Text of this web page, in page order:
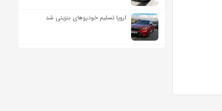
اروپا تسلیم خودروهای بنزینی شد